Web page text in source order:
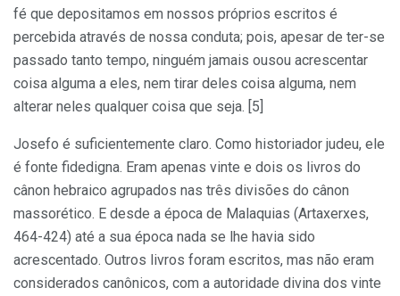
fé que depositamos em nossos próprios escritos é
percebida através de nossa conduta; pois, apesar de ter-se
passado tanto tempo, ninguém jamais ousou acrescentar
coisa alguma a eles, nem tirar deles coisa alguma, nem
alterar neles qualquer coisa que seja. [5]
Josefo é suficientemente claro. Como historiador judeu, ele
é fonte fidedigna. Eram apenas vinte e dois os livros do
cânon hebraico agrupados nas três divisões do cânon
massorético. E desde a época de Malaquias (Artaxerxes,
464-424) até a sua época nada se lhe havia sido
acrescentado. Outros livros foram escritos, mas não eram
considerados canônicos, com a autoridade divina dos vinte